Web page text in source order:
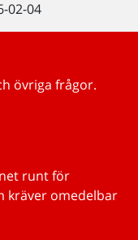
02-04
övriga frågor.
runt för
kräver omedelbar